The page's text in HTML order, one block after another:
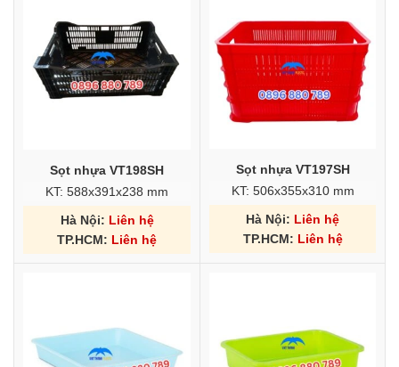
Sọt nhựa VT198SH
KT: 588x391x238 mm
Hà Nội: Liên hệ
TP.HCM: Liên hệ
Sọt nhựa VT197SH
KT: 506x355x310 mm
Hà Nội: Liên hệ
TP.HCM: Liên hệ